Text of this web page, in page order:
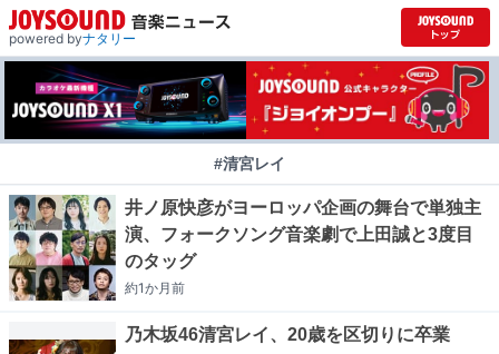
powered byナタリー
#清宮レイ
井ノ原快彦がヨーロッパ企画の舞台で単独主
演、フォークソング音楽劇で上田誠と3度目
のタッグ
約1か月前
乃木坂46清宮レイ、20歳を区切りに卒業